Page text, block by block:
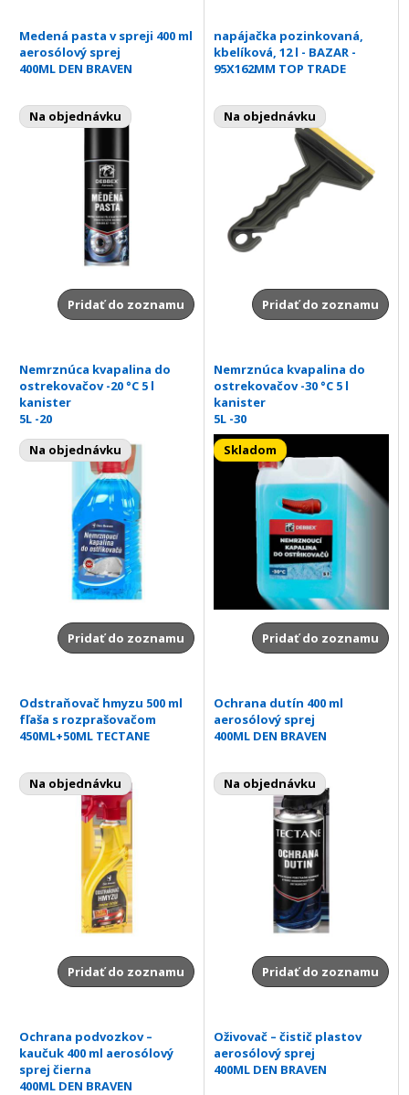
Medená pasta v spreji 400 ml
aerosólový sprej
400ML DEN BRAVEN
Na objednávku
Pridať do zoznamu
napájačka pozinkovaná,
kbelíková, 12 l - BAZAR -
95X162MM TOP TRADE
Na objednávku
Pridať do zoznamu
Nemrznúca kvapalina do
ostrekovačov -20 °C 5 l
kanister
5L -20
Na objednávku
Pridať do zoznamu
Nemrznúca kvapalina do
ostrekovačov -30 °C 5 l
kanister
5L -30
Skladom
Pridať do zoznamu
Odstraňovač hmyzu 500 ml
fľaša s rozprašovačom
450ML+50ML TECTANE
Na objednávku
Pridať do zoznamu
Ochrana dutín 400 ml
aerosólový sprej
400ML DEN BRAVEN
Na objednávku
Pridať do zoznamu
Ochrana podvozkov –
kaučuk 400 ml aerosólový
sprej čierna
400ML DEN BRAVEN
Oživovač – čistič plastov
aerosólový sprej
400ML DEN BRAVEN